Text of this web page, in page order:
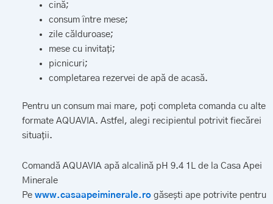
cină;
consum între mese;
zile călduroase;
mese cu invitați;
picnicuri;
completarea rezervei de apă de acasă.
Pentru un consum mai mare, poți completa comanda cu alte
formate AQUAVIA. Astfel, alegi recipientul potrivit fiecărei
situații.
Comandă AQUAVIA apă alcalină pH 9.4 1L de la Casa Apei
Minerale
Pe www.casaapeiminerale.rogăsești ape potrivite pentru